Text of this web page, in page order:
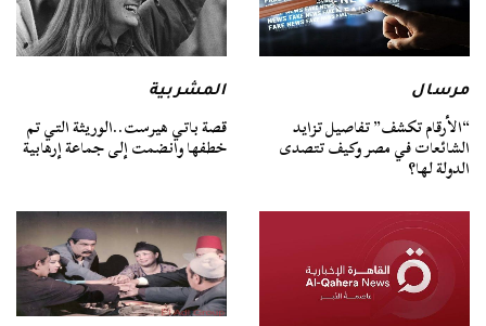
مرسال
“الأرقام تكشف” تفاصيل تزايد
الشائعات في مصر وكيف تتصدى
الدولة لها؟
المشربية
قصة باتي هيرست..الوريثة التي تم
خطفها وانضمت إلى جماعة إرهابية